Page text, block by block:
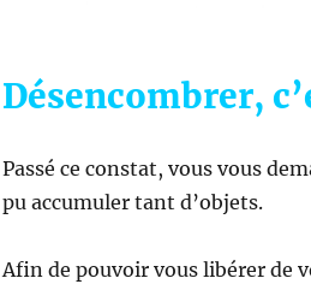
Désencombrer,
Passé ce constat, vous vous
pu accumuler tant d’objets.
Afin de pouvoir vous libérer de